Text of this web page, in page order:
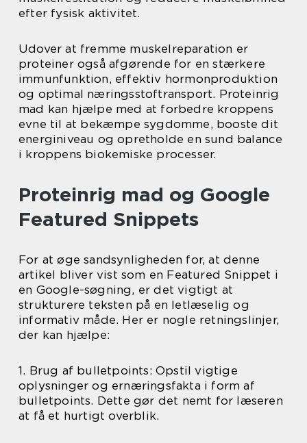
efter fysisk aktivitet.
Udover at fremme muskelreparation er
proteiner også afgørende for en stærkere
immunfunktion, effektiv hormonproduktion
og optimal næringsstoftransport. Proteinrig
mad kan hjælpe med at forbedre kroppens
evne til at bekæmpe sygdomme, booste dit
energiniveau og opretholde en sund balance
i kroppens biokemiske processer.
Proteinrig mad og Google
Featured Snippets
For at øge sandsynligheden for, at denne
artikel bliver vist som en Featured Snippet i
en Google-søgning, er det vigtigt at
strukturere teksten på en letlæselig og
informativ måde. Her er nogle retningslinjer,
der kan hjælpe:
1. Brug af bulletpoints: Opstil vigtige
oplysninger og ernæringsfakta i form af
bulletpoints. Dette gør det nemt for læseren
at få et hurtigt overblik.